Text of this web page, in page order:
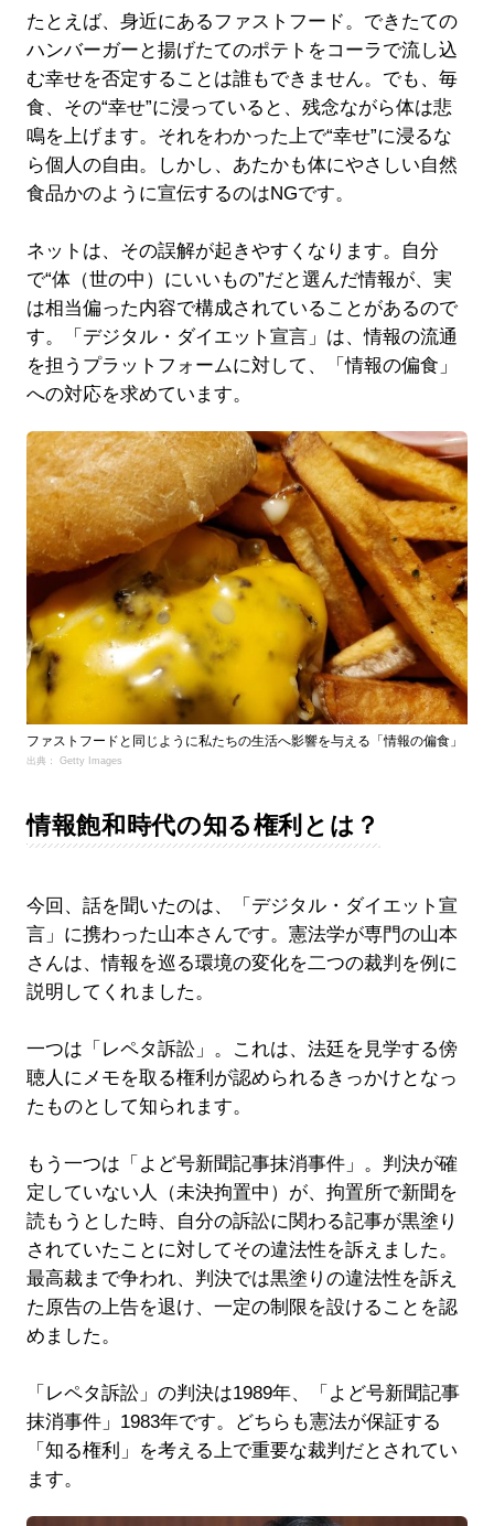
たとえば、身近にあるファストフード。できたての
ハンバーガーと揚げたてのポテトをコーラで流し込
む幸せを否定することは誰もできません。でも、毎
食、その“幸せ”に浸っていると、残念ながら体は悲
鳴を上げます。それをわかった上で“幸せ”に浸るな
ら個人の自由。しかし、あたかも体にやさしい自然
食品かのように宣伝するのはNGです。
ネットは、その誤解が起きやすくなります。自分
で“体（世の中）にいいもの”だと選んだ情報が、実
は相当偏った内容で構成されていることがあるので
す。「デジタル・ダイエット宣言」は、情報の流通
を担うプラットフォームに対して、「情報の偏食」
への対応を求めています。
ファストフードと同じように私たちの生活へ影響を与える「情報の偏食」
出典： Getty Images
情報飽和時代の知る権利とは？
今回、話を聞いたのは、「デジタル・ダイエット宣
言」に携わった山本さんです。憲法学が専門の山本
さんは、情報を巡る環境の変化を二つの裁判を例に
説明してくれました。
一つは「レペタ訴訟」。これは、法廷を見学する傍
聴人にメモを取る権利が認められるきっかけとなっ
たものとして知られます。
もう一つは「よど号新聞記事抹消事件」。判決が確
定していない人（未決拘置中）が、拘置所で新聞を
読もうとした時、自分の訴訟に関わる記事が黒塗り
されていたことに対してその違法性を訴えました。
最高裁まで争われ、判決では黒塗りの違法性を訴え
た原告の上告を退け、一定の制限を設けることを認
めました。
「レペタ訴訟」の判決は1989年、「よど号新聞記事
抹消事件」1983年です。どちらも憲法が保証する
「知る権利」を考える上で重要な裁判だとされてい
ます。